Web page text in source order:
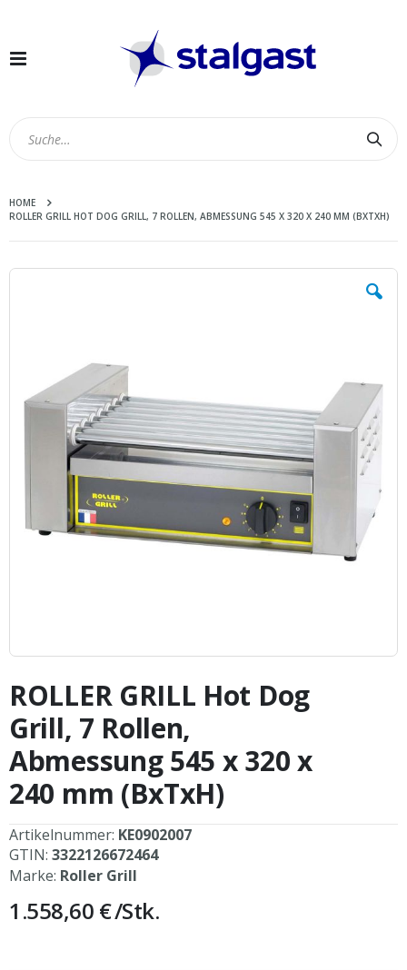
Navigation
HOME
ROLLER GRILL HOT DOG GRILL, 7 ROLLEN, ABMESSUNG 545 X 320 X 240 MM (BXTXH)
Zum
Anfang
der
Bildergalerie
springen
ROLLER GRILL Hot Dog
Grill, 7 Rollen,
Abmessung 545 x 320 x
240 mm (BxTxH)
Artikelnummer: KE0902007
GTIN: 3322126672464
Marke: Roller Grill
1.558,60 €/Stk.